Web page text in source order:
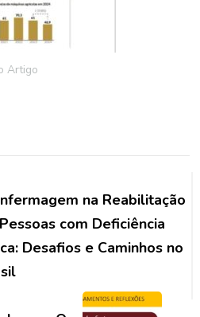
Artigo
na Reabilitação
com Deficiência
Desafios e Caminhos no